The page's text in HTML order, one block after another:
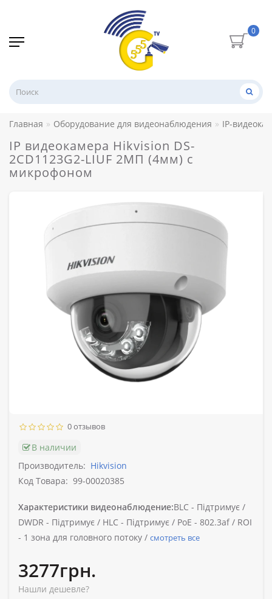
0
Главная Оборудование для видеонаблюдения IP-
IP видеокамера Hikvision DS-
2CD1123G2-LIUF 2МП (4мм) с
микрофоном
0 отзывов
В наличии
Производитель: Hikvision
Код Товара: 99-00020385
Характеристики видеонаблюдение:BLC - Підтримує /
DWDR - Підтримує / HLC - Підтримує / PoE - 802.3af / ROI
- 1 зона для головного потоку / смотреть все
3277грн.
Нашли дешевле?